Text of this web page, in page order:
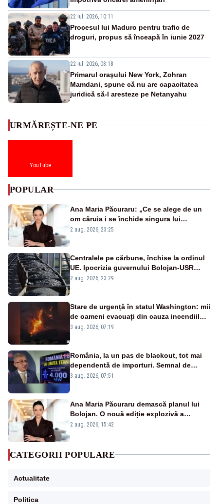
22 iul. 2026, 10:11
Procesul lui Maduro pentru trafic de
droguri, propus să înceapă în iunie 2027
22 iul. 2026, 08:18
Primarul oraşului New York, Zohran
Mamdani, spune că nu are capacitatea
juridică să-l aresteze pe Netanyahu
URMĂREȘTE-NE PE
YouTube
POPULAR
Ana Maria Păcuraru: „Ce se alege de un
om căruia i se închide singura lui
portiță?”
2 aug. 2026, 23:25
Centralele pe cărbune, închise la ordinul
UE. Ipocrizia guvernului Bolojan-USR
după starea de alertă
2 aug. 2026, 23:29
Stare de urgență în statul Washington: mii
de oameni evacuați din cauza incendiilor
puternice de vegetație
3 aug. 2026, 07:19
România, la un pas de blackout, tot mai
dependentă de importuri. Semnal de
alarmă tras de un expert în energie
3 aug. 2026, 07:51
Ana Maria Păcuraru demască planul lui
Bolojan. O nouă ediție explozivă a
emisiunii „Miza Zilei” la Realitatea PLUS
2 aug. 2026, 15:42
CATEGORII POPULARE
Actualitate
Politica